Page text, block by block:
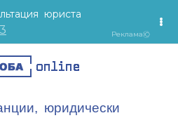
юридически